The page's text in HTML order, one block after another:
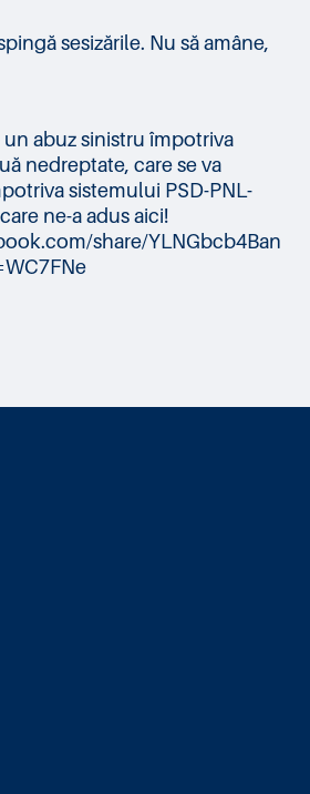
sesizările. Nu să amâne,
abuz sinistru împotriva
nedreptate, care se va
sistemului PSD-PNL-
ne-a adus aici!
share/YLNGbcb4Ban